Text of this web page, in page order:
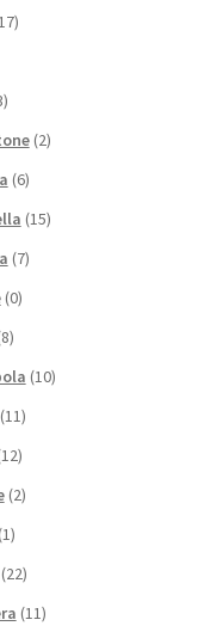
(2)
(6)
(15)
(7)
(0)
(10)
(11)
(2)
(1)
(22)
(11)